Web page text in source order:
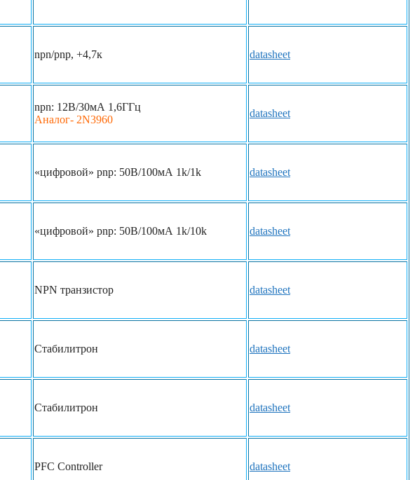
npn/pnp, +4,7к datasheet
npn: 12В/30мА 1,6ГГц
Аналог- 2N3960
datasheet
«цифровой» pnp: 50В/100мА 1k/1k datasheet
«цифровой» pnp: 50В/100мА 1k/10k datasheet
NPN транзистор datasheet
Стабилитрон datasheet
Стабилитрон datasheet
PFC Controller datasheet